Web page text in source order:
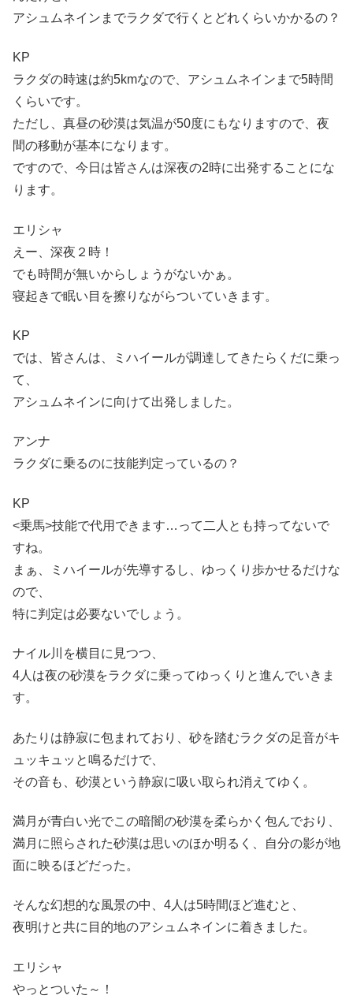
アシュムネインまでラクダで行くとどれくらいかかるの？
KP
ラクダの時速は約5kmなので、アシュムネインまで5時間
くらいです。
ただし、真昼の砂漠は気温が50度にもなりますので、夜
間の移動が基本になります。
ですので、今日は皆さんは深夜の2時に出発することにな
ります。
エリシャ
えー、深夜２時！
でも時間が無いからしょうがないかぁ。
寝起きで眠い目を擦りながらついていきます。
KP
では、皆さんは、ミハイールが調達してきたらくだに乗っ
て、
アシュムネインに向けて出発しました。
アンナ
ラクダに乗るのに技能判定っているの？
KP
<乗馬>技能で代用できます…って二人とも持ってないで
すね。
まぁ、ミハイールが先導するし、ゆっくり歩かせるだけな
ので、
特に判定は必要ないでしょう。
ナイル川を横目に見つつ、
4人は夜の砂漠をラクダに乗ってゆっくりと進んでいきま
す。
あたりは静寂に包まれており、砂を踏むラクダの足音がキ
ュッキュッと鳴るだけで、
その音も、砂漠という静寂に吸い取られ消えてゆく。
満月が青白い光でこの暗闇の砂漠を柔らかく包んでおり、
満月に照らされた砂漠は思いのほか明るく、自分の影が地
面に映るほどだった。
そんな幻想的な風景の中、4人は5時間ほど進むと、
夜明けと共に目的地のアシュムネインに着きました。
エリシャ
やっとついた～！